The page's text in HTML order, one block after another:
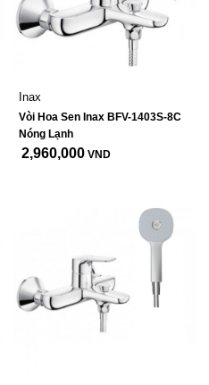
Inax
Vòi Hoa Sen Inax BFV-1403S-8C
Nóng Lạnh
2,960,000 VND